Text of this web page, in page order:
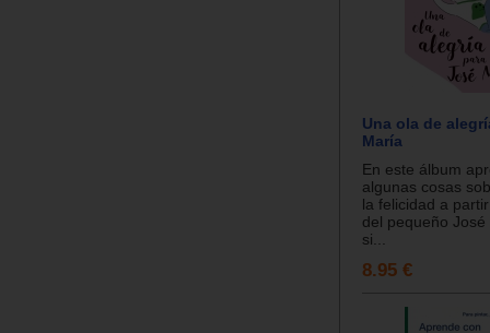
Una ola de
María
En este álbum
algunas cosas
la felicidad a
del pequeño
si...
8.95 €